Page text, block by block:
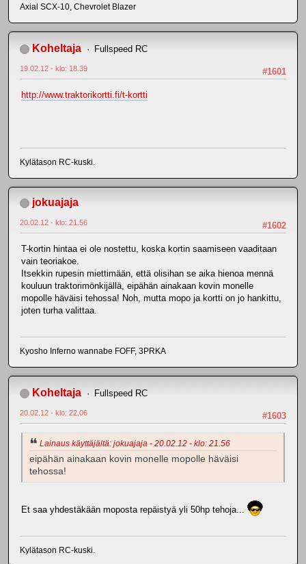
Axial SCX-10, Chevrolet Blazer
Koheltaja Fullspeed RC
#1601
19.02.12 - klo: 18.39
http://www.traktorikortti.fi/t-kortti
Kylätason RC-kuski.
jokuajaja
#1602
20.02.12 - klo: 21.56
T-kortin hintaa ei ole nostettu, koska kortin saamiseen vaaditaan
vain teoriakoe.
Itsekkin rupesin miettimään, että olisihan se aika hienoa mennä
kouluun traktorimönkijällä, eipähän ainakaan kovin monelle
mopolle häväisi tehossa! Noh, mutta mopo ja kortti on jo hankittu,
joten turha valittaa.
Kyosho Inferno wannabe FOFF, 3PRKA
Koheltaja Fullspeed RC
#1603
20.02.12 - klo: 22.06
Lainaus käyttäjältä: jokuajaja - 20.02.12 - klo: 21.56
eipähän ainakaan kovin monelle mopolle häväisi
tehossa!
Et saa yhdestäkään moposta repäistyä yli 50hp tehoja...
Kylätason RC-kuski.